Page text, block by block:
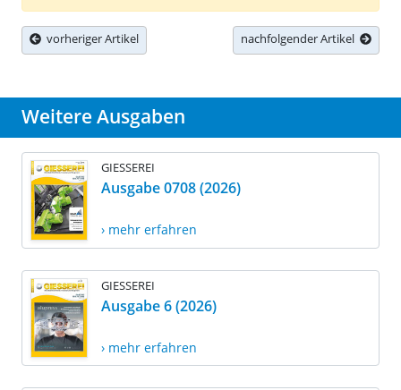
vorheriger Artikel nachfolgender Artikel
Weitere Ausgaben
GIESSEREI
Ausgabe 0708 (2026)
› mehr erfahren
GIESSEREI
Ausgabe 6 (2026)
› mehr erfahren